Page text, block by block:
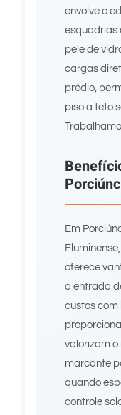
envolve o
esquadrias
pele de
cargas
prédio,
piso a teto
Em
oferece
a entrada
custos com
valorizam o
marcante
quando
controle